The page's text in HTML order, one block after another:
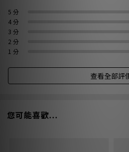
5 分
4 分
3 分
2 分
1 分
查看全部評
您可能喜歡...